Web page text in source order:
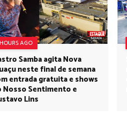
AGO
Samba agita Nova
neste final de semana
entrada gratuita e shows
Nosso Sentimento e
Lins